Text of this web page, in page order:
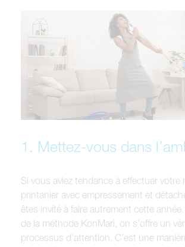
1. Mettez-vous dans
Si vous aviez tendance à effectuer votre
printanier avec empressement et
êtes invité à faire autrement cette
de la méthode KonMari, on s’offre un
processus d’attention. C’est une